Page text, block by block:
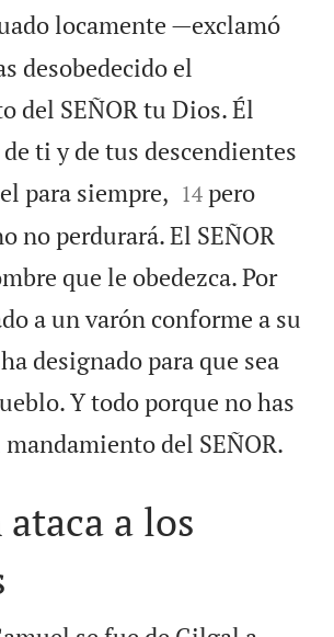
locamente —exclamó
desobedecido el
del SEÑOR tu Dios. Él
ti y de tus descendientes
para siempre, 

14 pero
no perdurará. El SEÑOR
que le obedezca. Por
a un varón conforme a su
designado para que sea
Y todo porque no has
del SEÑOR.
a los